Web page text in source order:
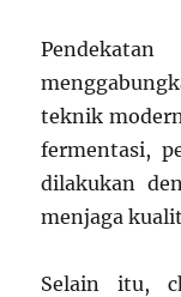
teknik
fermentasi,
dilakukan
menjaga
Selain itu,